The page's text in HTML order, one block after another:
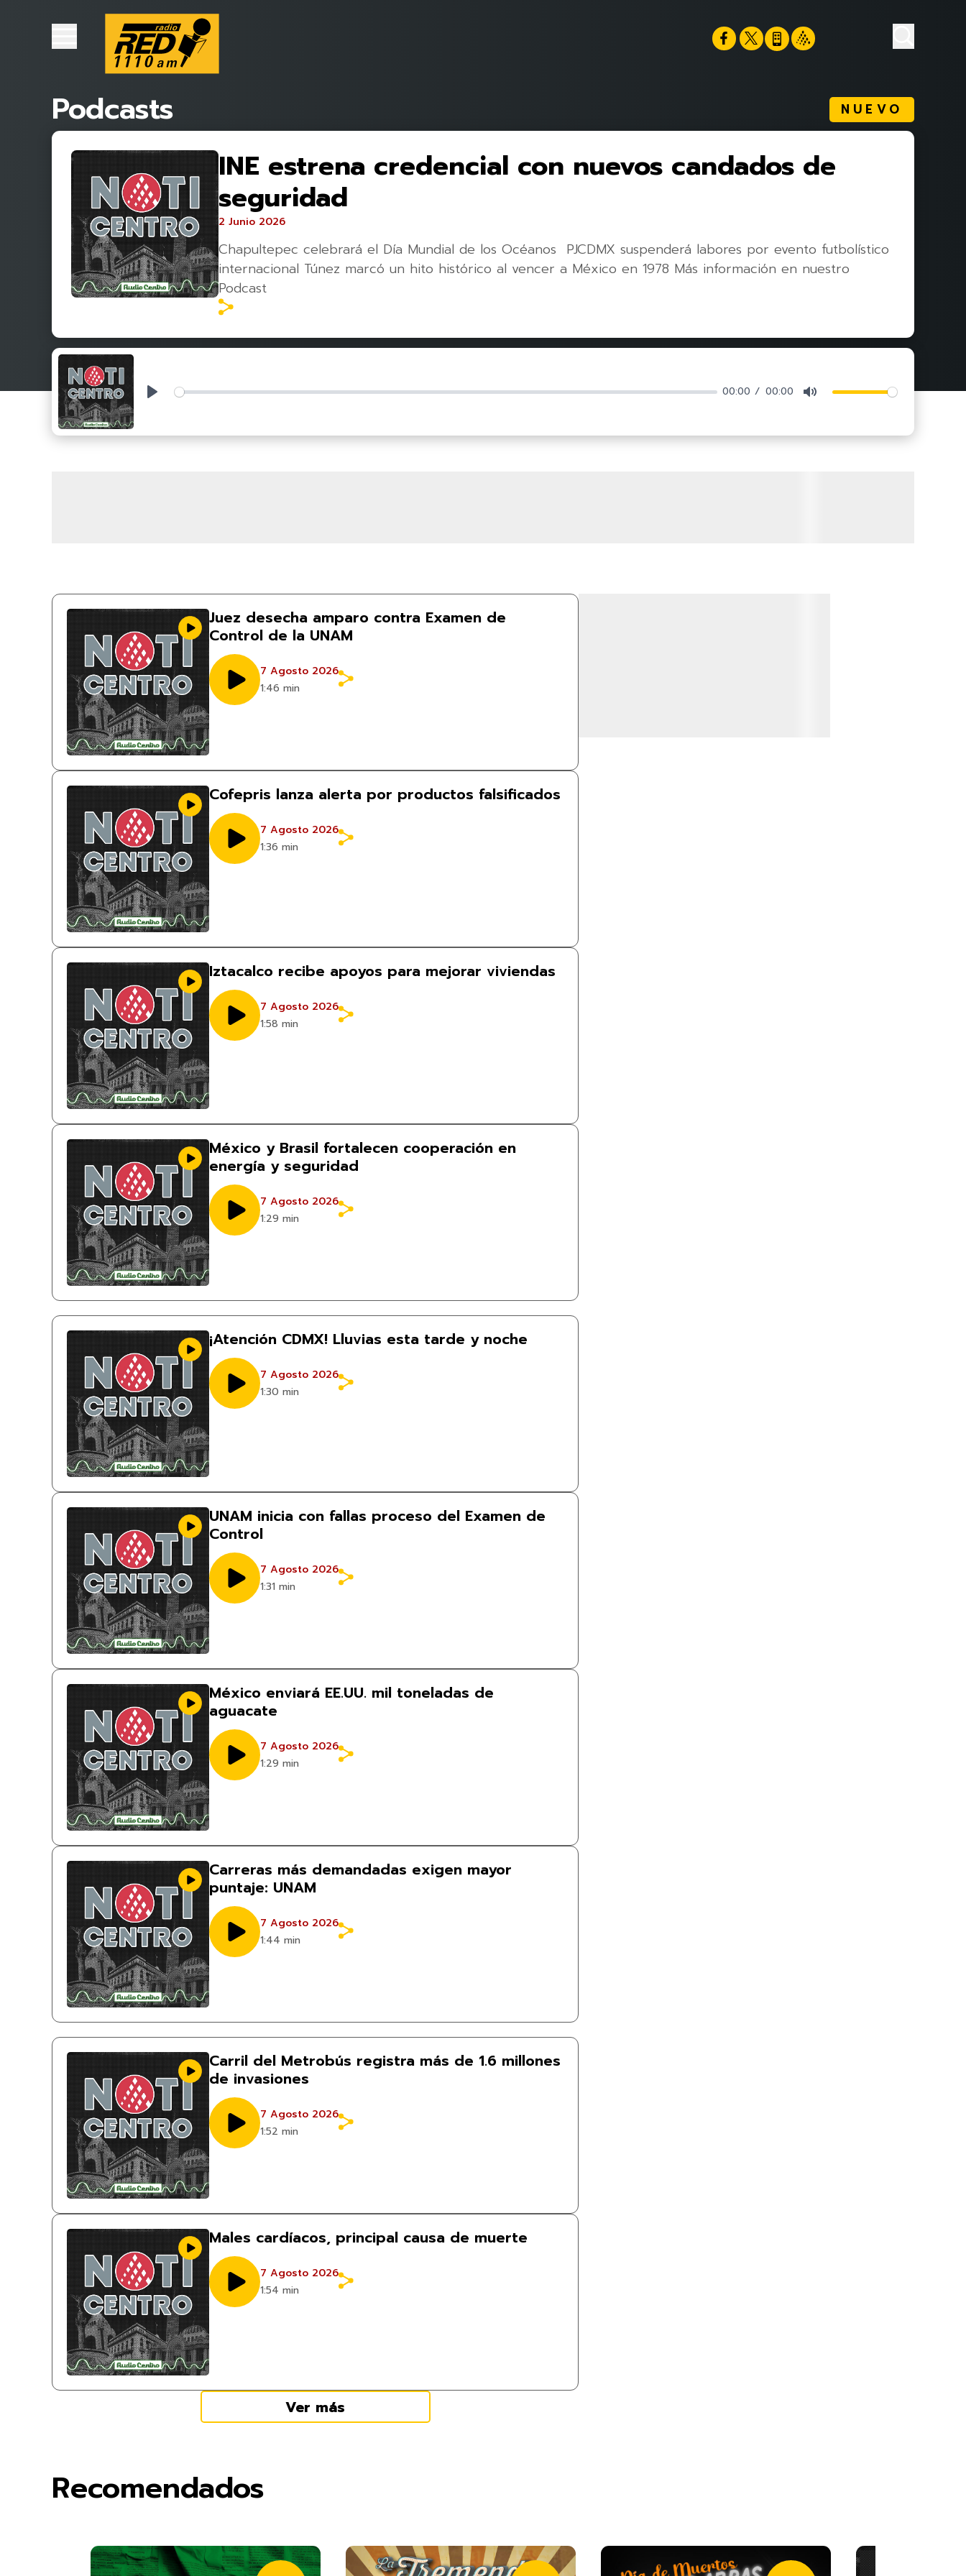
Podcasts NUEVO
INE estrena credencial con nuevos candados de
seguridad
2 Junio 2026
Chapultepec celebrará el Día Mundial de los Océanos PJCDMX suspenderá labores por evento futbolístico
internacional Túnez marcó un hito histórico al vencer a México en 1978 Más información en nuestro
Podcast
Play 00:00 00:00 Mute
Juez desecha amparo contra Examen de
Control de la UNAM
7 Agosto 2026
1:46 min
Cofepris lanza alerta por productos falsificados
7 Agosto 2026
1:36 min
Iztacalco recibe apoyos para mejorar viviendas
7 Agosto 2026
1:58 min
México y Brasil fortalecen cooperación en
energía y seguridad
7 Agosto 2026
1:29 min
¡Atención CDMX! Lluvias esta tarde y noche
7 Agosto 2026
1:30 min
UNAM inicia con fallas proceso del Examen de
Control
7 Agosto 2026
1:31 min
México enviará EE.UU. mil toneladas de
aguacate
7 Agosto 2026
1:29 min
Carreras más demandadas exigen mayor
puntaje: UNAM
7 Agosto 2026
1:44 min
Carril del Metrobús registra más de 1.6 millones
de invasiones
7 Agosto 2026
1:52 min
Males cardíacos, principal causa de muerte
7 Agosto 2026
1:54 min
Ver más
Recomendados